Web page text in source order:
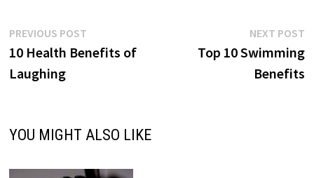
Post
navigation
PREVIOUS POSTPrevious
post:
10 Health Benefits of
Laughing
NEXT POST
Top 10 Swimming
Benefits
YOU MIGHT ALSO LIKE